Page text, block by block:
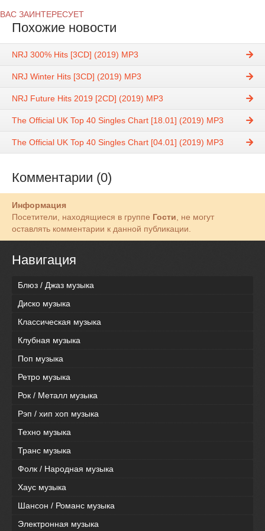
ВАС ЗАИНТЕРЕСУЕТ
Похожие новости
NRJ 300% Hits [3CD] (2019) MP3
NRJ Winter Hits [3CD] (2019) MP3
NRJ Future Hits 2019 [2CD] (2019) MP3
The Official UK Top 40 Singles Chart [18.01] (2019) MP3
The Official UK Top 40 Singles Chart [04.01] (2019) MP3
Комментарии (0)
Информация
Посетители, находящиеся в группе Гости, не могут
оставлять комментарии к данной публикации.
Навигация
Блюз / Джаз музыка
Диско музыка
Классическая музыка
Клубная музыка
Поп музыка
Ретро музыка
Рок / Металл музыка
Рэп / хип хоп музыка
Техно музыка
Транс музыка
Фолк / Народная музыка
Хаус музыка
Шансон / Романс музыка
Электронная музыка